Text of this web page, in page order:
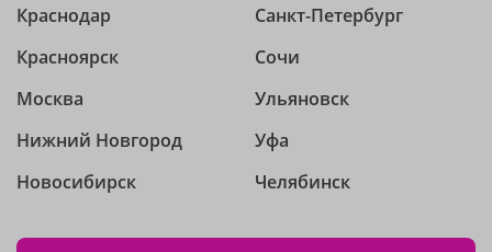
Краснодар
Красноярск
Москва
Нижний Новгород
Новосибирск
Санкт-Петербург
Сочи
Ульяновск
Уфа
Челябинск